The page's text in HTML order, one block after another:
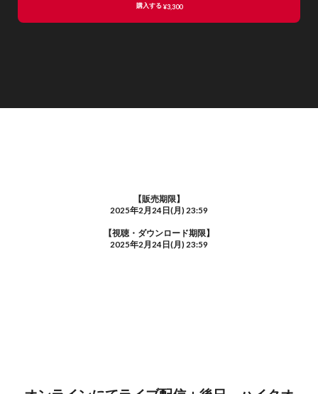
購入する ¥3,300
【販売期限】
2025年2月24日(月) 23:59
【視聴・ダウンロード期限】
2025年2月24日(月) 23:59